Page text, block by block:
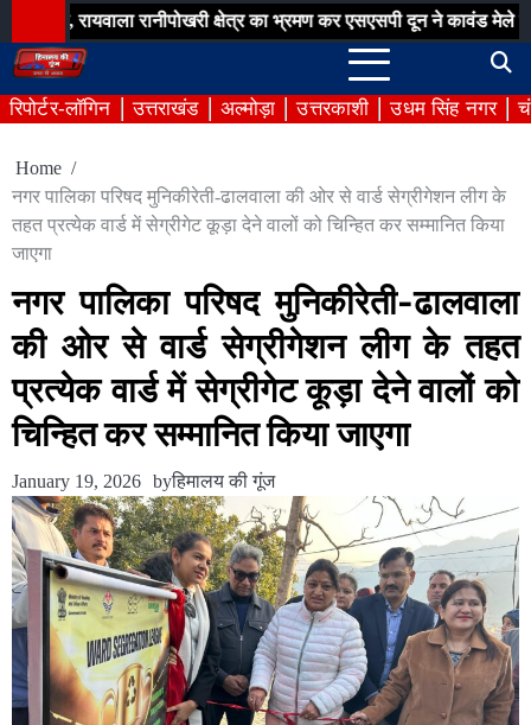
to
content
रानीपोखरी क्षेत्र का भ्रमण कर एसएसपी दून ने कावंड मेले में पुलिस
रिपोर्टर-लॉगिन उत्तराखंड अल्मोड़ा उत्तरकाशी उधम सिंह नगर
Home
नगर पालिका परिषद मुनिकीरेती-ढालवाला की ओर से वार्ड सेग्रीगेशन लीग के
तहत प्रत्येक वार्ड में सेग्रीगेट कूड़ा देने वालों को चिन्हित कर सम्मानित किया
जाएगा
नगर पालिका परिषद मुनिकीरेती-ढालवाला
की ओर से वार्ड सेग्रीगेशन लीग के तहत
प्रत्येक वार्ड में सेग्रीगेट कूड़ा देने वालों को
चिन्हित कर सम्मानित किया जाएगा
January 19, 2026 byहिमालय की गूंज